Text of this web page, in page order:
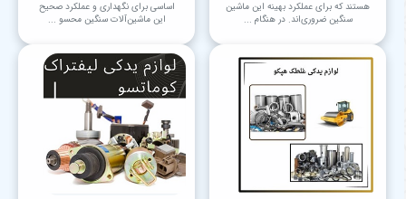
هستند که برای عملکرد بهینه این ماشین
سنگین ضروری‌اند. در هنگام ...
اساسی برای نگهداری و عملکرد صحیح
این ماشین‌آلات سنگین محسو ...